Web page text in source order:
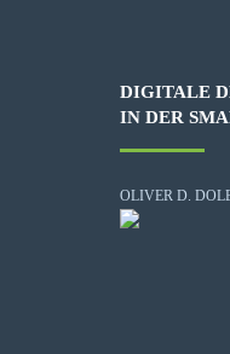
DIGITALE
IN DER
OLIVER D.